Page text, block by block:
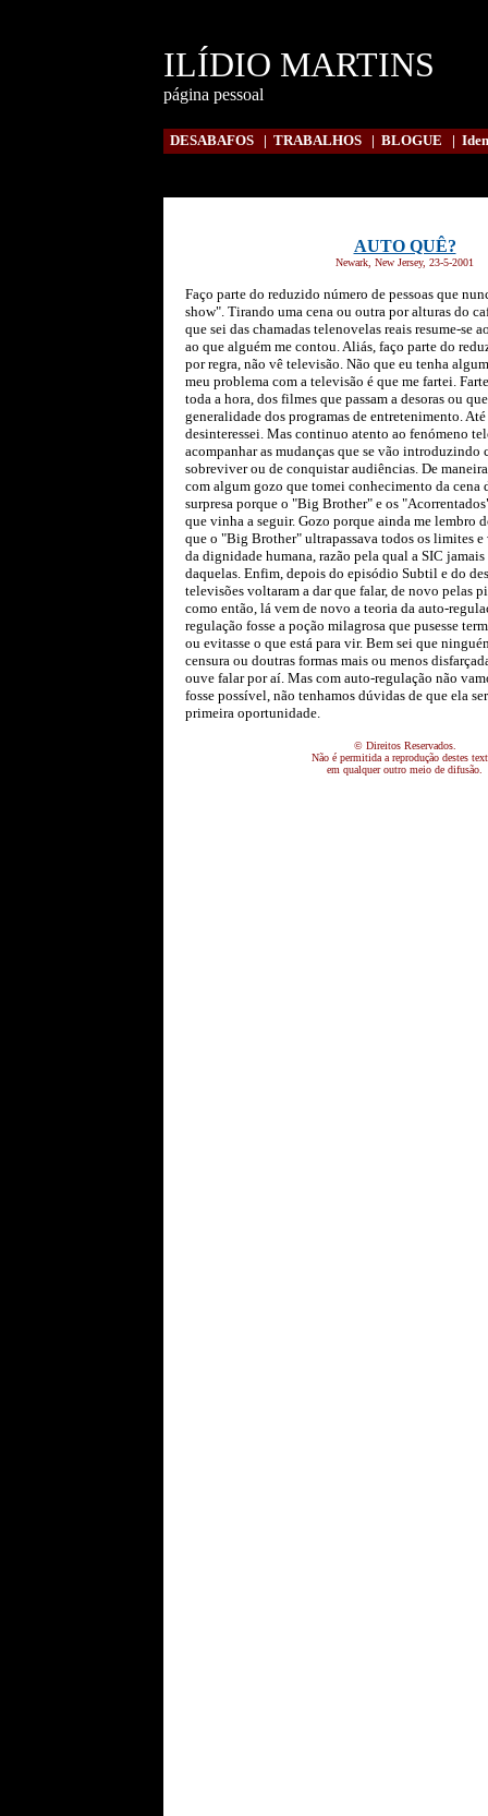
ILÍDIO MARTINS
página pessoal
DESABAFOS | TRABALHOS | BLOGUE |
AUTO QUÊ?
Newark, New Jersey, 23-5-2001
Faço parte do reduzido número de pessoas que
show". Tirando uma cena ou outra por alturas do
que sei das chamadas telenovelas reais resume-se
ao que alguém me contou. Aliás, faço parte do
por regra, não vê televisão. Não que eu tenha
meu problema com a televisão é que me fartei.
toda a hora, dos filmes que passam a desoras ou
generalidade dos programas de entretenimento.
desinteressei. Mas continuo atento ao fenómeno
acompanhar as mudanças que se vão
sobreviver ou de conquistar audiências. De
com algum gozo que tomei conhecimento da cena
surpresa porque o "Big Brother" e os
que vinha a seguir. Gozo porque ainda me lembro
que o "Big Brother" ultrapassava todos os limites e
da dignidade humana, razão pela qual a SIC
daquelas. Enfim, depois do episódio Subtil e do
televisões voltaram a dar que falar, de novo pelas
como então, lá vem de novo a teoria da auto-
regulação fosse a poção milagrosa que pusesse
ou evitasse o que está para vir. Bem sei que
censura ou doutras formas mais ou menos
ouve falar por aí. Mas com auto-regulação não
fosse possível, não tenhamos dúvidas de que ela
primeira oportunidade.
© Direitos Reservados.
Não é permitida a reprodução destes
em qualquer outro meio de difusão.